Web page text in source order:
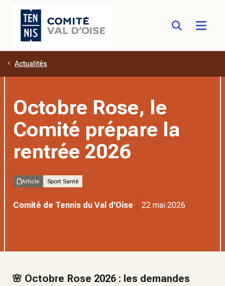
Aller au contenu principal
Actualités
Octobre Rose, le
Comité prépare la
rentrée 2026
Article Sport Santé
Comité de Tennis du Val d'Oise 22 mai 2026
🌸 Octobre Rose 2026 : les demandes